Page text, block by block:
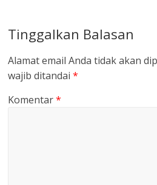
Tinggalkan Balasan
Alamat email Anda tidak akan
wajib ditandai*
Komentar*